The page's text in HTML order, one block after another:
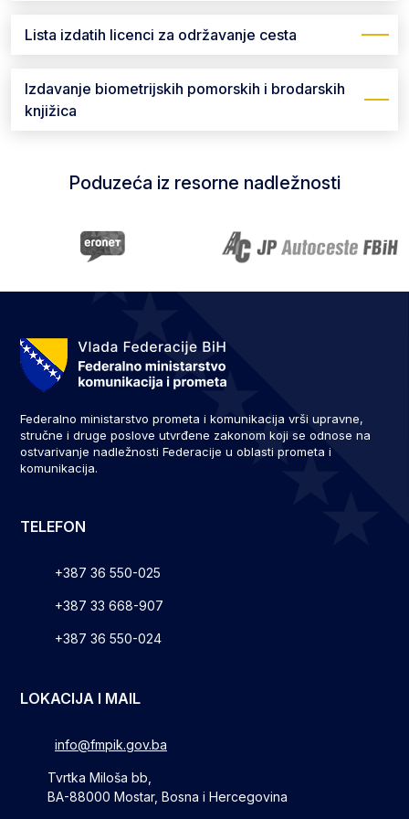
Lista izdatih licenci za održavanje cesta
Izdavanje biometrijskih pomorskih i brodarskih
knjižica
Poduzeća iz resorne nadležnosti
Federalno ministarstvo prometa i komunikacija vrši upravne,
stručne i druge poslove utvrđene zakonom koji se odnose na
ostvarivanje nadležnosti Federacije u oblasti prometa i
komunikacija.
TELEFON
+387 36 550-025
+387 33 668-907
+387 36 550-024
LOKACIJA I MAIL
info@fmpik.gov.ba
Tvrtka Miloša bb,
BA-88000 Mostar, Bosna i Hercegovina